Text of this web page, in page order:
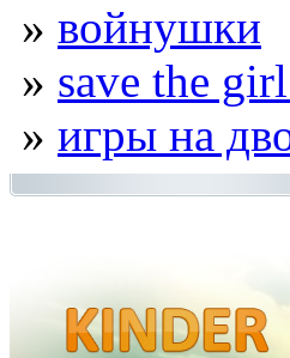
» войнушки
» save the
» игры на